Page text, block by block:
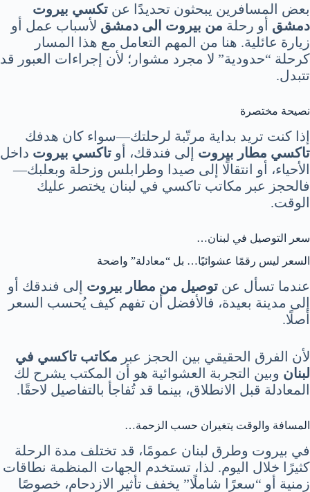
بعض المسافرين يبحثون تحديدًا عن تكسي بيروت
دمشق أو رحلة من بيروت الى دمشق لأسباب عمل أو
زيارة عائلية. هنا من المهم التعامل مع هذا المسار
كرحلة “حدودية” لا مجرد مشوار؛ لأن إجراءات العبور قد
تتبدل.
نصيحة مختصرة
إذا كنت تريد بداية مرتّبة لرحلتك—سواء كان هدفك
تاكسي مطار بيروت إلى فندقك، أو تاكسي بيروت داخل
الأحياء، أو انتقالًا إلى صيدا وطرابلس وزحلة وبعلبك—
فالحجز عبر مكاتب تاكسي في لبنان يختصر عليك
الوقت.
سعر التوصيل في لبنان…
السعر ليس رقمًا عشوائيًا… بل “معادلة” واضحة
عندما تسأل عن توصيل من مطار بيروت إلى فندقك أو
إلى مدينة بعيدة، فالأفضل أن تفهم كيف يُحسب السعر
أصلًا.
لأن الفرق الحقيقي بين الحجز عبر مكاتب تاكسي في
لبنان وبين التجربة العشوائية هو أن المكتب يشرح لك
المعادلة قبل الانطلاق، بينما قد تُفاجأ بالتفاصيل لاحقًا.
المسافة والوقت يتغيران حسب الزحمة…
في بيروت وطرق لبنان عمومًا، قد تختلف مدة الرحلة
كثيرًا خلال اليوم. لذا، تستخدم الجهات المنظمة نطاقات
زمنية أو “سعرًا شاملًا” يخفف تأثير الازدحام، خصوصًا